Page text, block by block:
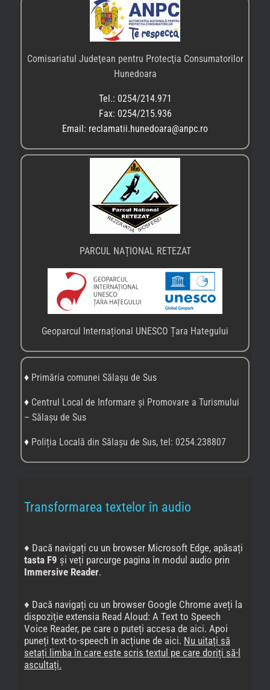
Comisariatul Judeţean pentru Protecţia Consumatorilor
Hunedoara
Tel.: 0254/214.971
Fax: 0254/215.936
Email: reclamatii.hunedoara@anpc.ro
PARCUL NAȚIONAL RETEZAT
Geoparcul Internațional UNESCO Țara Hategului
♦ Primăria comunei Sălașu de Sus
♦ Centrul Local de Informare și Promovare a Turismului
– Sălașu de Sus
♦ Poliția Locală din Sălașu de Sus, tel: 0254.238807
Transformarea textelor în audio
♦ Dacă navigați cu un browser Microsoft Edge, apăsați
tasta F9 și veți parcurge pagina în modul audio prin
Immersive Reader.
♦ Dacă navigați cu un browser Google Chrome aveți la
dispoziție extensia Read Aloud: A Text to Speech
Voice Reader, pe care o puteți accesa de aici. Apoi
puneți text-to-speech în acțiune de aici. Nu uitați să
setați limba în care este scris textul pe care doriți să-l
ascultați.